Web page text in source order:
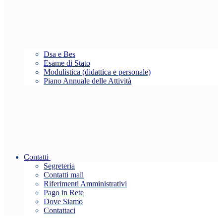
Dsa e Bes
Esame di Stato
Modulistica (didattica e personale)
Piano Annuale delle Attività
Contatti
Segreteria
Contatti mail
Riferimenti Amministrativi
Pago in Rete
Dove Siamo
Contattaci